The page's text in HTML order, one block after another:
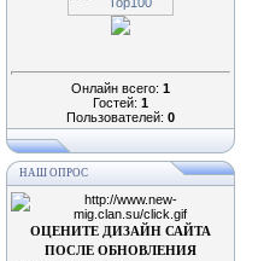
Онлайн всего: 1
Гостей: 1
Пользователей: 0
НАШ ОПРОС
ОЦЕНИТЕ ДИЗАЙН САЙТА
ПОСЛЕ ОБНОВЛЕНИЯ